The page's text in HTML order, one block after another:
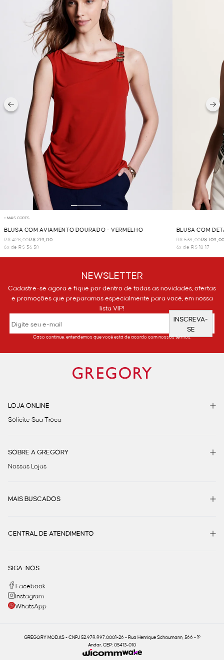
+ MAIS CORES
BLUSA COM AVIAMENTO DOURADO - VERMELHO
R$ 428,00R$ 219,00
6x de R$ 36,50
BLUSA COM
R$ 538,00R$
6x de R$ 18,17
NEWSLETTER
Cadastre-se agora e fique por dentro de todas as novidades, ofertas
e promoções que preparamos especialmente para você, em nossa
lista VIP!
INSCREVA-
SE
Caso continue, entendemos que você está de acordo com nossos termos.
LOJA ONLINE
Solicite Sua Troca
SOBRE A GREGORY
Nossas Lojas
MAIS BUSCADOS
CENTRAL DE ATENDIMENTO
SIGA-NOS
Facebook
Instagram
WhatsApp
GREGORY MODAS - CNPJ 52.978.897.0001-26 - Rua Henrique Schaumann, 566 - 1º
Andar, CEP: 05413-010